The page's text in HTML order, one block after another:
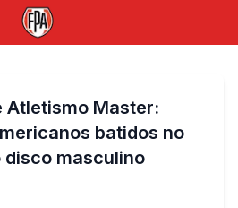
Atletismo Master:
batidos no
masculino